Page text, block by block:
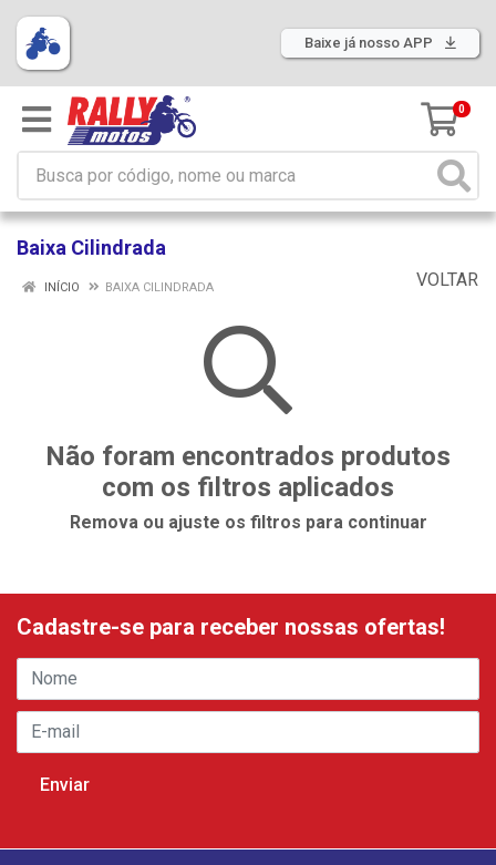
Baixe já nosso APP
0
Baixa Cilindrada
VOLTAR
INÍCIO BAIXA CILINDRADA
Não foram encontrados produtos
com os filtros aplicados
Remova ou ajuste os filtros para continuar
Cadastre-se para receber nossas ofertas!